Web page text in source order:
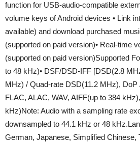
function for USB-audio-compatible
volume keys of Android devices • Link
available) and download purchased
(supported on paid version)• Real-time
(supported on paid version)Supported
to 48 kHz)• DSF/DSD-IFF [DSD(2.8
MHz) / Quad-rate DSD(11.2 MHz), DoP
FLAC, ALAC, WAV, AIFF(up to 384
kHz)Note: Audio with a sampling rate
downsampled to 44.1 kHz or 48
German, Japanese, Simplified Chinese,